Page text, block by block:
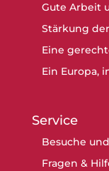
Gute Arbeit
Stärkung
Eine
Ein Europa,
Service
Besuche
Fragen &